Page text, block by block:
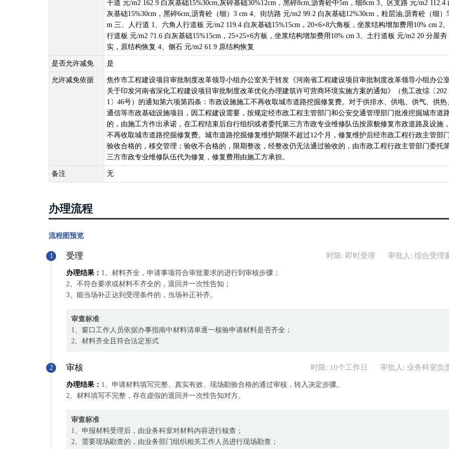
干道 元/m2 162.9 白灰基础15%30cm,灰碎基础30%12cm，黑碎8cm,沥青砼中5m，细8cm 3、区支路 元/m2 112.4
灰基础15%30cm，黑碎6cm,沥青砼（细）3 cm 4、街坊路 元/m2 99.2 白灰基础12%30cm，粒层油,沥青砼（细）
m 三、人行道 1、六角人行道板 元/m2 119.4 白灰基础15%15cm，20×6×8六角板，坐浆结构增加费用10% cm 2
行道板 元/m2 71.6 白灰基础15%15cm，25×25×6方板，坐浆结构增加费用10% cm 3、土行道板 元/m2 20 分屋夯
实，原结构恢复 4、侧石 元/m2 61.9 原结构恢复
是否允许减免 是
允许减免依据
焦作市工程建设项目审批制度改革领导小组办公室关于转发《河南省工程建设项目审批制度改革领导小组办公
关于印发河南省深化工程建设项目审批制度改革优化办理建筑许可营商环境实施方案的通知》（焦工改综〔202
1〕46号）的通知第六项第四条：市政设施施工不再收取城市道路挖掘修复费。对于供排水、供电、供气、供热
通信等市政基础设施项目，因工程建设需要，按规定经市政工程主管部门和公安交通管理部门批准挖掘城市道
的，由施工方作出承诺，在工程结束后自行组织或者委托第三方市政专业维修队伍按原貌修复市政道路及设施，
不再收取城市道路挖掘修复费。城市道路挖掘修复维护期限不超过12个月，修复维护后经市政工程行政主管部门
验收合格的，移交管理；验收不合格的，限期整改，经整改仍无法通过验收的，由市政工程行政主管部门委托
三方市政专业维修队伍代为修复，修复费用由施工方承担。
备注 无
办理流程
流程图预览
1 受理 时限: 即时受理 审批人: 综合受理
办理结果： 1、材料齐全，申请事项符合审批要求的进行到审核步骤；
2、不符合要求或材料不齐全的，退回并一次性告知；
3、能当场补正达到受理条件的，当场补正补齐。
审查标准
1、窗口工作人员依据办事指南中材料清单逐一核验申请材料是否齐全；
2、材料齐全且符合法定形式
2 审核 时限: 10个工作日 审批人: 业务科室负
办理结果： 1、申请材料填写完整、真实有效、现场勘验合格的通过审核，转入决定步骤。
2、材料填写不完整，存在虚假的退回并一次性告知对方。
审查标准
1、申报材料受理后，由业务科室对材料内容进行核查；
2、需要现场勘查的，由业务部门组织相关工作人员进行现场勘查；